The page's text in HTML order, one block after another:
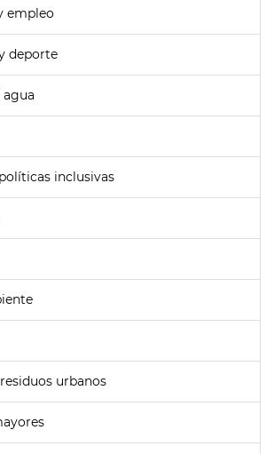
empleo
deporte
agua
inclusivas
urbanos